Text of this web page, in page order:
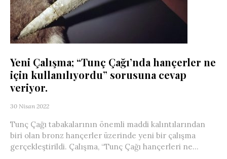
Yeni Çalışma; “Tunç Çağı’nda hançerler ne
için kullanılıyordu” sorusuna cevap
veriyor.
30 Nisan 2022
Tunç Çağı tabakalarının önemli maddi kalıntılarından
biri olan bronz hançerler üzerinde yeni bir çalışma
gerçekleştirildi. Çalışma, “Tunç Çağı hançerleri ne...